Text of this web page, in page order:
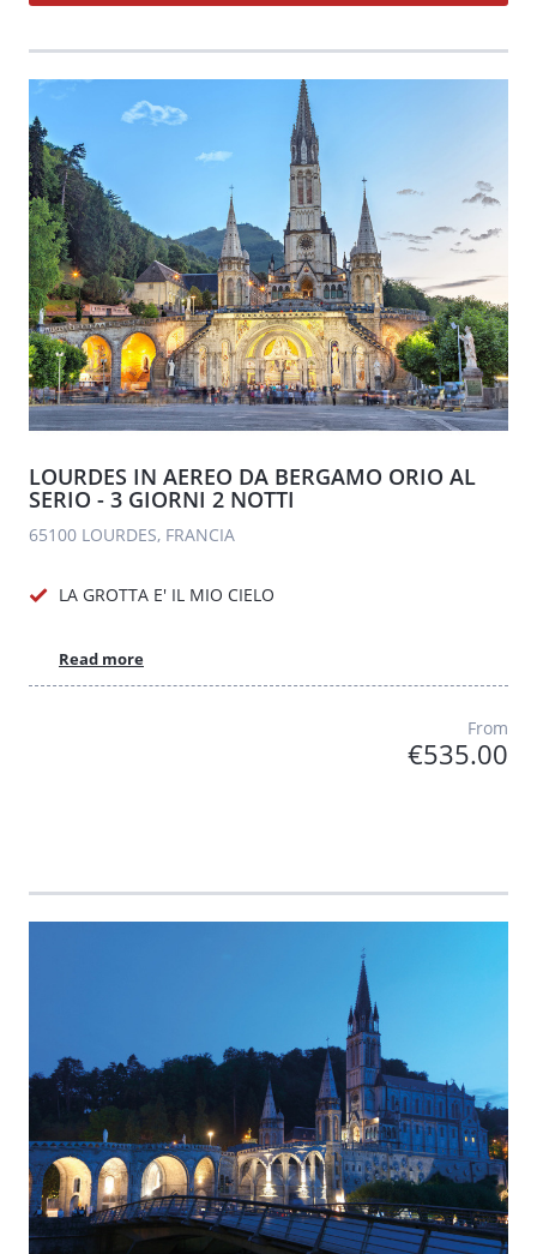
LOURDES IN AEREO DA BERGAMO ORIO AL
SERIO - 3 GIORNI 2 NOTTI
65100 LOURDES, FRANCIA
LA GROTTA E' IL MIO CIELO
Read more
From
€535.00